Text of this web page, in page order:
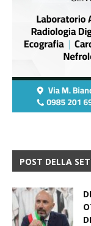
POST DELLA